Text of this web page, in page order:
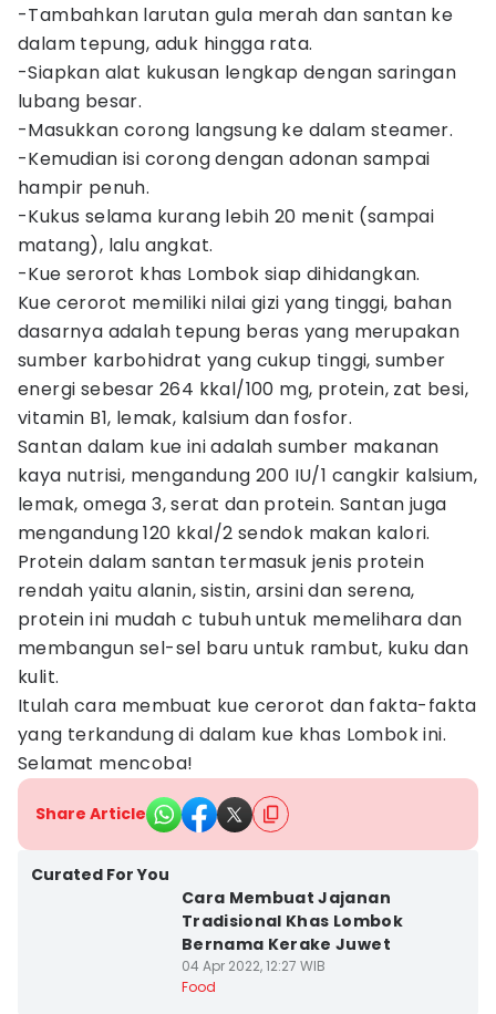
-Tambahkan larutan gula merah dan santan ke
dalam tepung, aduk hingga rata.
-Siapkan alat kukusan lengkap dengan saringan
lubang besar.
-Masukkan corong langsung ke dalam steamer.
-Kemudian isi corong dengan adonan sampai
hampir penuh.
-Kukus selama kurang lebih 20 menit (sampai
matang), lalu angkat.
-Kue serorot khas Lombok siap dihidangkan.
Kue cerorot memiliki nilai gizi yang tinggi, bahan
dasarnya adalah tepung beras yang merupakan
sumber karbohidrat yang cukup tinggi, sumber
energi sebesar 264 kkal/100 mg, protein, zat besi,
vitamin B1, lemak, kalsium dan fosfor.
Santan dalam kue ini adalah sumber makanan
kaya nutrisi, mengandung 200 IU/1 cangkir kalsium,
lemak, omega 3, serat dan protein. Santan juga
mengandung 120 kkal/2 sendok makan kalori.
Protein dalam santan termasuk jenis protein
rendah yaitu alanin, sistin, arsini dan serena,
protein ini mudah c tubuh untuk memelihara dan
membangun sel-sel baru untuk rambut, kuku dan
kulit.
Itulah cara membuat kue cerorot dan fakta-fakta
yang terkandung di dalam kue khas Lombok ini.
Selamat mencoba!
Share Article
Curated For You
Cara Membuat Jajanan
Tradisional Khas Lombok
Bernama Kerake Juwet
04 Apr 2022, 12:27 WIB
Food